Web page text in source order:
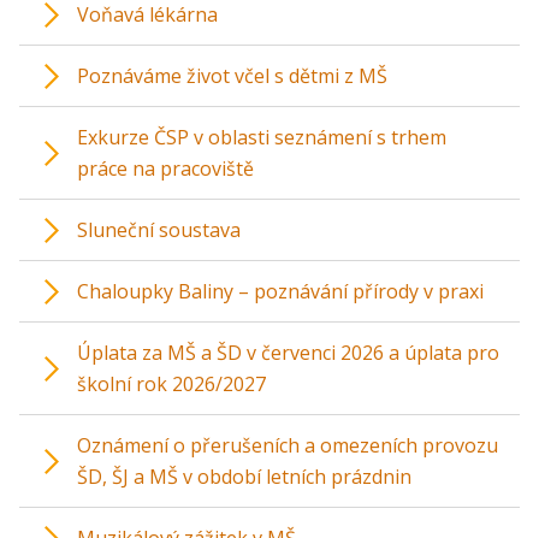
Voňavá lékárna
Poznáváme život včel s dětmi z MŠ
Exkurze ČSP v oblasti seznámení s trhem
práce na pracoviště
Sluneční soustava
Chaloupky Baliny – poznávání přírody v praxi
Úplata za MŠ a ŠD v červenci 2026 a úplata pro
školní rok 2026/2027
Oznámení o přerušeních a omezeních provozu
ŠD, ŠJ a MŠ v období letních prázdnin